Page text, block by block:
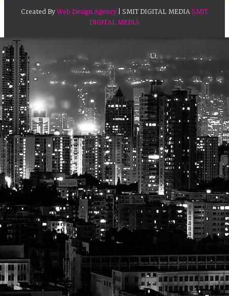
Created ByWeb Design Agency| SMIT DIGITAL MEDIASMIT
DIGITAL MEDIA